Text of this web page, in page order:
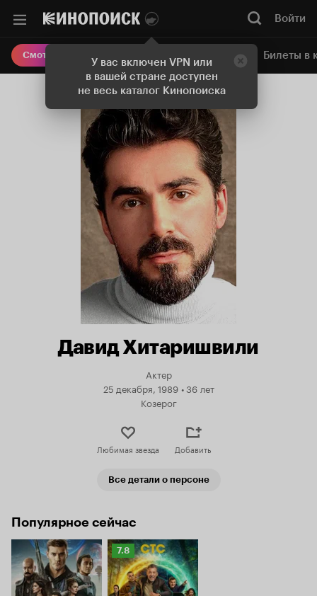
У вас включен VPN или
в вашей стране доступен
не весь каталог Кинопоиска
Войти
Смотреть кино Онлайн-кинотеатр Билеты в
Давид Хитаришвили
Актер
25 декабря, 1989 •36 лет
Козерог
Любимая звезда Добавить
Все детали о персоне
Популярное сейчас
Рейтинг
Кинопоиска
7.8
7.8